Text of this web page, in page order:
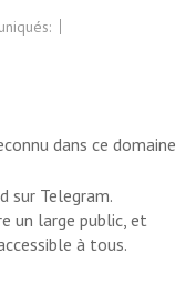
dans ce domaine
sur Telegram.
un large public, et
à tous.